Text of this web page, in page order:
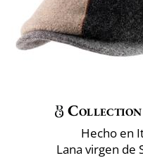
Collection
Hecho en
Lana virgen de